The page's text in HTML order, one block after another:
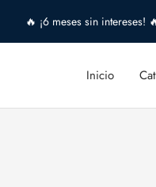
🔥 ¡6 meses sin intereses!
Inicio